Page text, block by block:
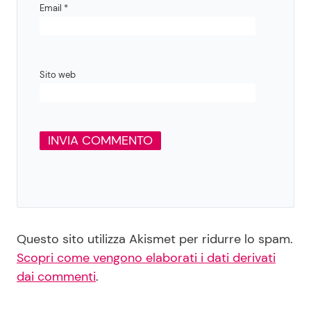
Email *
Sito web
Questo sito utilizza Akismet per ridurre lo spam.
Scopri come vengono elaborati i dati derivati
dai commenti.